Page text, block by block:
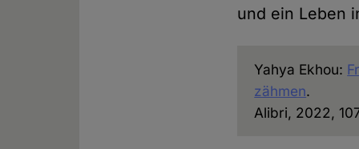
und ein Leben
Yahya Ekhou:
zähmen.
Alibri, 2022,